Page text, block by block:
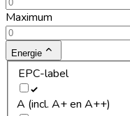
Maximum
Energie
EPC-label
A (incl. A+ en A++)